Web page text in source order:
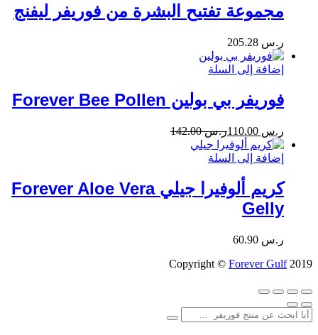
مجموعة تفتيح البشرة من فوريفر ليفنج
ر.س
إضافة إلى السلة
فوريفر بي بولين Forever Bee Pollen
ر.س ر.س142.00
إضافة إلى السلة
كريم ألوفيرا جيلي Forever Aloe Vera
Gelly
ر.س
Copyright © Forever Gulf2019